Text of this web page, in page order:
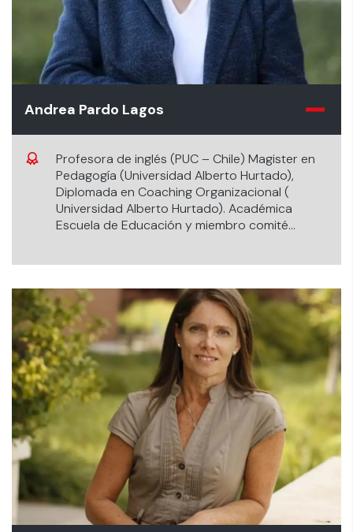
Andrea Pardo Lagos
Profesora de inglés (PUC – Chile) Magister en
Pedagogía (Universidad Alberto Hurtado),
Diplomada en Coaching Organizacional (
Universidad Alberto Hurtado). Académica
Escuela de Educación y miembro comité